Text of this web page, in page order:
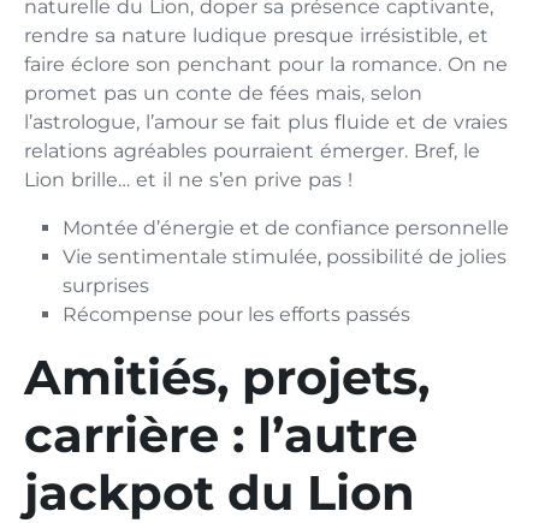
naturelle du Lion, doper sa présence captivante,
rendre sa nature ludique presque irrésistible, et
faire éclore son penchant pour la romance. On ne
promet pas un conte de fées mais, selon
l’astrologue, l’amour se fait plus fluide et de vraies
relations agréables pourraient émerger. Bref, le
Lion brille… et il ne s’en prive pas !
Montée d’énergie et de confiance personnelle
Vie sentimentale stimulée, possibilité de jolies
surprises
Récompense pour les efforts passés
Amitiés, projets,
carrière : l’autre
jackpot du Lion